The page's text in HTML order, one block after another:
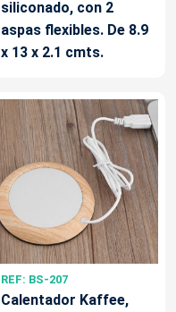
siliconado, con 2
aspas flexibles. De 8.9
x 13 x 2.1 cmts.
REF: BS-207
Calentador Kaffee,